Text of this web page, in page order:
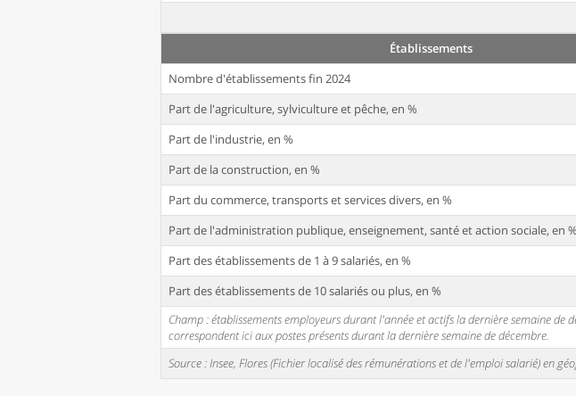
Établissements
Nombre d'établissements fin 2024
Part de l'agriculture, sylviculture et pêche, en %
Part de l'industrie, en %
Part de la construction, en %
Part du commerce, transports et services divers, en %
Part de l'administration publique, enseignement, santé et action sociale, en %
Part des établissements de 1 à 9 salariés, en %
Part des établissements de 10 salariés ou plus, en %
Champ : établissements employeurs durant l'année et actifs la dernière semaine de
correspondent ici aux postes présents durant la dernière semaine de décembre.
Source : Insee, Flores (Fichier localisé des rémunérations et de l'emploi salarié) en